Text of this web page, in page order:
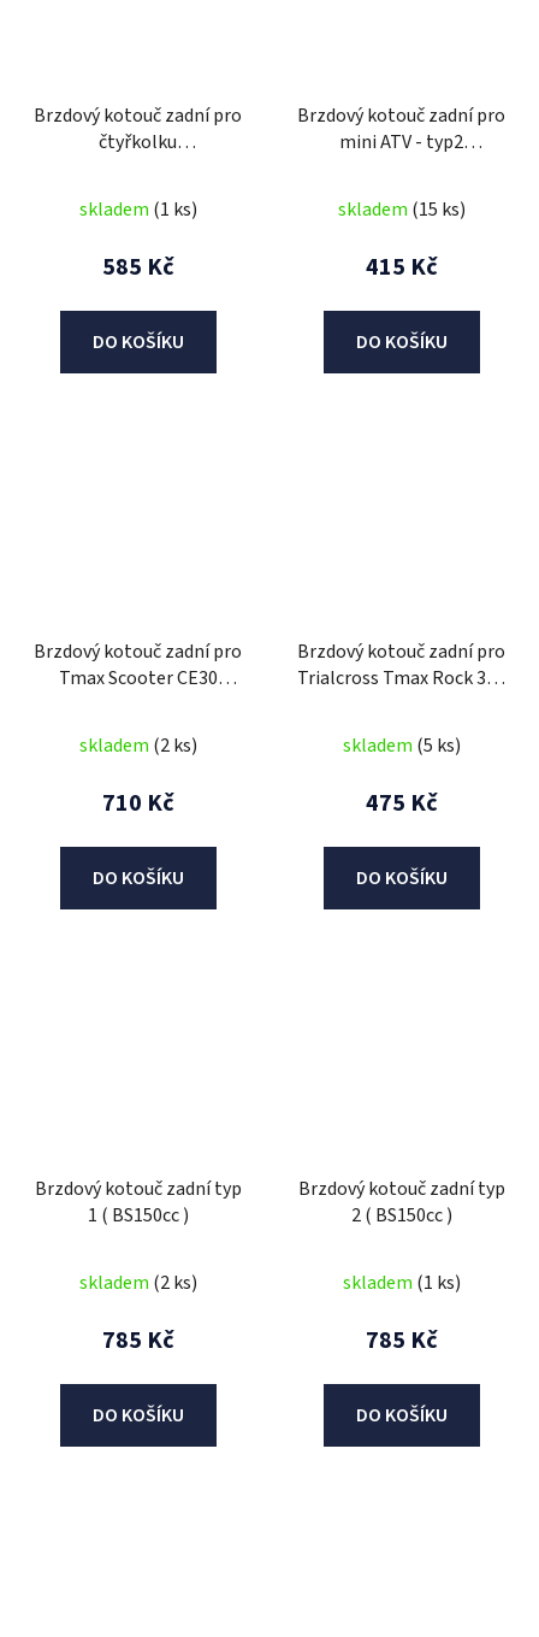
Brzdový kotouč zadní pro
čtyřkolku
125cc
skladem (1 ks)
585 Kč
DO KOŠÍKU
Brzdový kotouč zadní pro
mini ATV - typ2
skladem (15 ks)
415 Kč
DO KOŠÍKU
Brzdový kotouč zadní pro
Tmax Scooter CE30
skladem (2 ks)
710 Kč
DO KOŠÍKU
Brzdový kotouč zadní pro
Trialcross Tmax Rock 36V
skladem (5 ks)
475 Kč
DO KOŠÍKU
Brzdový kotouč zadní typ
1 ( BS150cc )
skladem (2 ks)
785 Kč
DO KOŠÍKU
Brzdový kotouč zadní typ
2 ( BS150cc )
skladem (1 ks)
785 Kč
DO KOŠÍKU